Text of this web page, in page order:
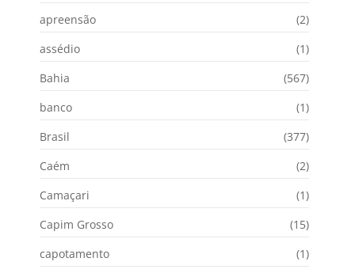
apreensão
(2)
assédio
(1)
Bahia
(567)
banco
(1)
Brasil
(377)
Caém
(2)
Camaçari
(1)
Capim Grosso
(15)
capotamento
(1)